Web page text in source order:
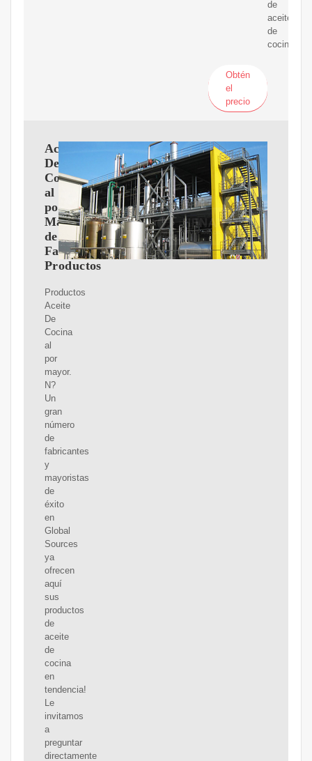
de
aceite
de
cocina.
Obtén
el
precio
Aceite
De
Cocina
al
por
Mayor
de
Fabricantes,
Productos
Productos
Aceite
De
Cocina
al
por
mayor.
N?
Un
gran
número
de
fabricantes
y
mayoristas
de
éxito
en
Global
Sources
ya
ofrecen
aquí
sus
productos
de
aceite
de
cocina
en
tendencia!
Le
invitamos
a
preguntar
directamente